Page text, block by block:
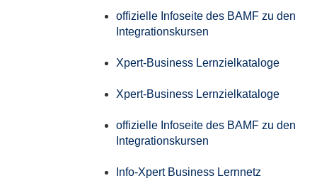
offizielle Infoseite des BAMF zu den
Integrationskursen
Xpert-Business Lernzielkataloge
Xpert-Business Lernzielkataloge
offizielle Infoseite des BAMF zu den
Integrationskursen
Info-Xpert Business Lernnetz